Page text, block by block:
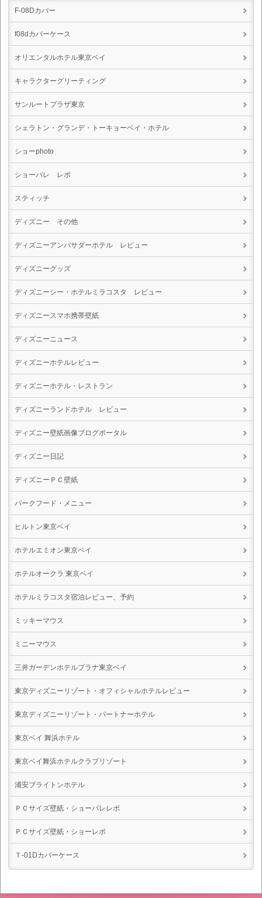
F-08Dカバー
f08dカバーケース
オリエンタルホテル東京ベイ
キャラクターグリーティング
サンルートプラザ東京
シェラトン・グランデ・トーキョーベイ・ホテル
ショーphoto
ショーパレ レポ
スティッチ
ディズニー その他
ディズニーアンバサダーホテル レビュー
ディズニーグッズ
ディズニーシー・ホテルミラコスタ レビュー
ディズニースマホ携帯壁紙
ディズニーニュース
ディズニーホテルレビュー
ディズニーホテル・レストラン
ディズニーランドホテル レビュー
ディズニー壁紙画像ブログポータル
ディズニー日記
ディズニーＰＣ壁紙
パークフード・メニュー
ヒルトン東京ベイ
ホテルエミオン東京ベイ
ホテルオークラ 東京ベイ
ホテルミラコスタ宿泊レビュー、予約
ミッキーマウス
ミニーマウス
三井ガーデンホテルプラナ東京ベイ
東京ディズニーリゾート・オフィシャルホテルレビュー
東京ディズニーリゾート・パートナーホテル
東京ベイ 舞浜ホテル
東京ベイ舞浜ホテルクラブリゾート
浦安ブライトンホテル
ＰＣサイズ壁紙・ショーパレレポ
ＰＣサイズ壁紙・ショーレポ
Ｔ-01Dカバーケース